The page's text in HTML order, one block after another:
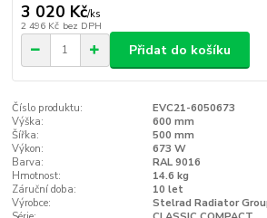
3 020 Kč/ks
2 496 Kč bez DPH
Přidat do košíku
Číslo produktu:
EVC21-6050673
Výška:
600 mm
Šířka:
500 mm
Výkon:
673 W
Barva:
RAL 9016
Hmotnost:
14.6 kg
Záruční doba:
10 let
Výrobce:
Stelrad Radiator